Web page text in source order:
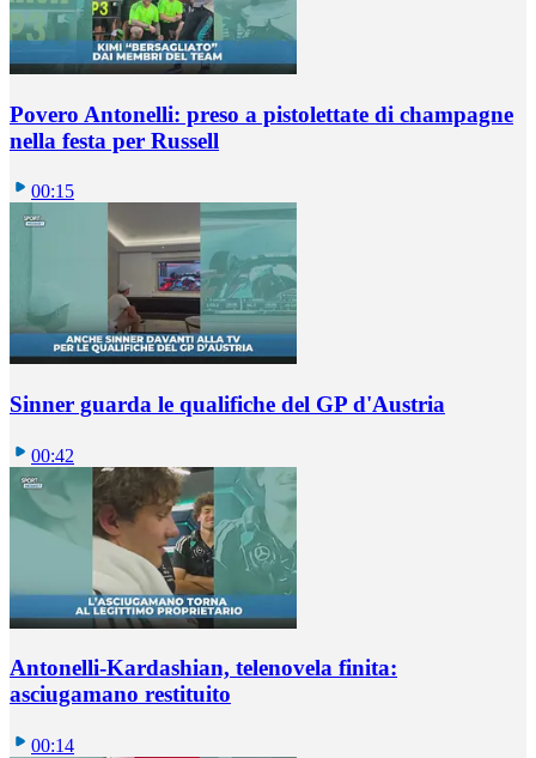
Povero Antonelli: preso a pistolettate di champagne
nella festa per Russell
00:15
Sinner guarda le qualifiche del GP d'Austria
00:42
Antonelli-Kardashian, telenovela finita:
asciugamano restituito
00:14